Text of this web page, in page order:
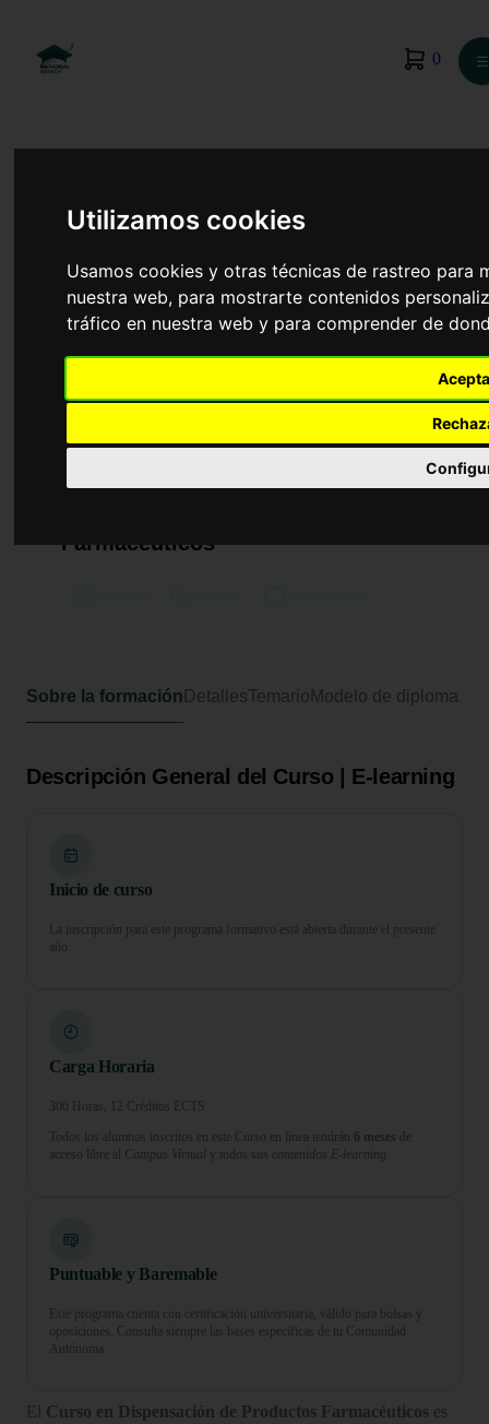
Utilizamos cookies
Usamos cookies y otras técnicas de rastreo para
nuestra web, para mostrarte contenidos
tráfico en nuestra web y para comprender de
0 ☰
Curso de Desarrollo Profesional en
Farmacéuticos
Sobre la formación DetallesTemario Modelo de diploma
Descripción General del Curso | E-learning
Inicio de curso
La inscripción para este programa formativo está abierta durante el presente
año.
Carga Horaria
300 Horas, 12 Créditos ECTS
Todos los alumnos inscritos en este Curso en línea tendrán 6 meses de
acceso libre al Campus Virtual y todos sus contenidos E-learning.
Puntuable y Baremable
Este programa cuenta con certificación universitaria, válido para bolsas y
oposiciones. Consulta siempre las bases específicas de tu Comunidad
Autónoma.
El Curso en Dispensación de Productos Farmacéuticos es